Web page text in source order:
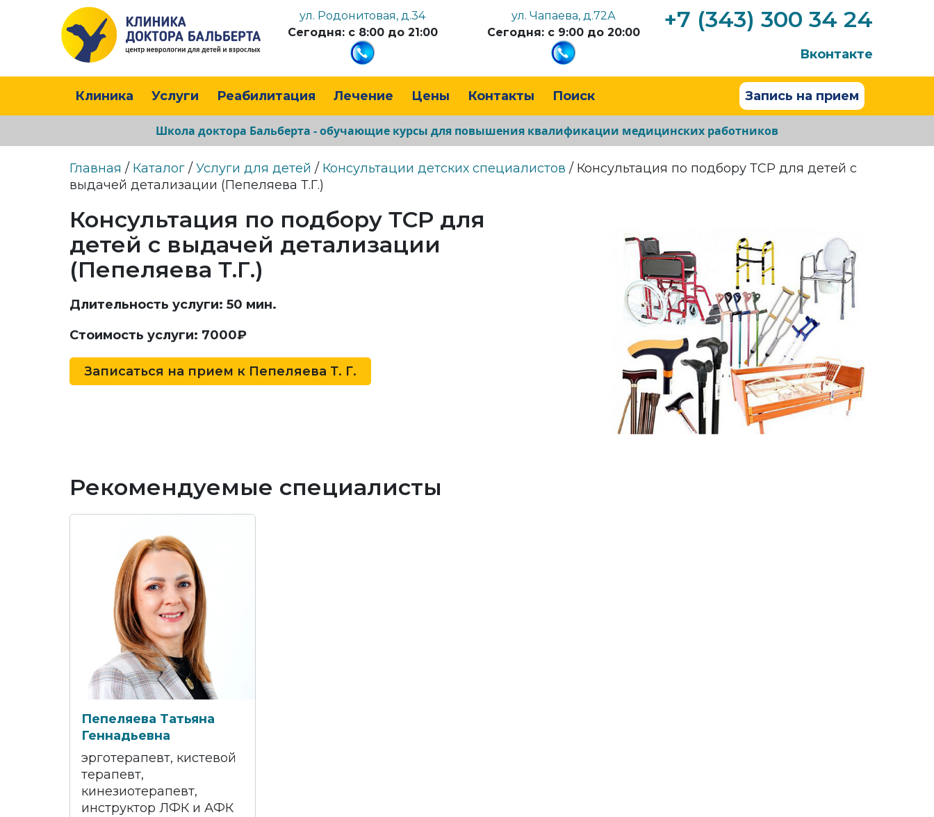
ул. Родонитовая, д.34
Сегодня: с 8:00 до 21:00
ул. Чапаева, д.72А
Сегодня: с 9:00 до 20:00
+7 (343) 300 34 24
Вконтакте
Клиника Услуги Реабилитация Лечение Цены Контакты Поиск Запись на прием
Школа доктора Бальберта - обучающие курсы для повышения квалификации медицинских работников
Главная / Каталог / Услуги для детей / Консультации детских специалистов / Консультация по подбору ТСР для детей с
выдачей детализации (Пепеляева Т.Г.)
Консультация по подбору ТСР для
детей с выдачей детализации
(Пепеляева Т.Г.)
Длительность услуги: 50 мин.
Стоимость услуги: 7000₽
Записаться на прием к Пепеляева Т. Г.
Рекомендуемые специалисты
Пепеляева Татьяна
Геннадьевна
эрготерапевт, кистевой
терапевт,
кинезиотерапевт,
инструктор ЛФК и АФК